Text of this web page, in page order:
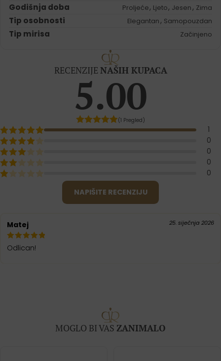
Godišnja doba Proljeće, Ljeto, Jesen, Zima
Tip osobnosti Elegantan, Samopouzdan
Tip mirisa Začinjeno
RECENZIJE NAŠIH KUPACA
5.00
(1 Pregled)
1
0
0
0
0
NAPIŠITE RECENZIJU
Matej 25. siječnja 2026
Odlican!
MOGLO BI VAS ZANIMALO